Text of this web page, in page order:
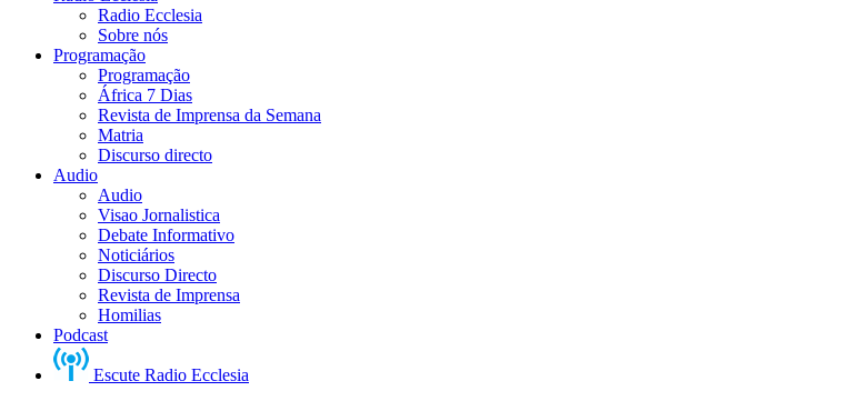
Radio Ecclesia
Sobre nós
Programação
Programação
África 7 Dias
Revista de Imprensa da Semana
Matria
Discurso directo
Audio
Audio
Visao Jornalistica
Debate Informativo
Noticiários
Discurso Directo
Revista de Imprensa
Homilias
Podcast
Escute Radio Ecclesia